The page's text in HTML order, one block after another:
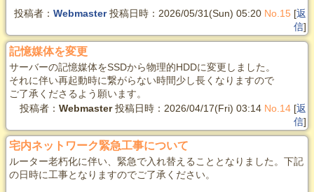
投稿者：Webmaster投稿日時：2026/05/31(Sun) 05:20 No.15 [返
信]
記憶媒体を変更
サーバーの記憶媒体をSSDから物理的HDDに変更しました。
それに伴い再起動時に繋がらない時間少し長くなりますので
ご了承くださるよう願います。
投稿者：Webmaster投稿日時：2026/04/17(Fri) 03:14 No.14 [返
信]
宅内ネットワーク緊急工事について
ルーター老朽化に伴い、緊急で入れ替えることとなりました。下記
の日時に工事となりますのでご了承ください。